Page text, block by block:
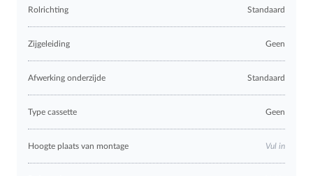
Rolrichting Standaard
Zijgeleiding Geen
Afwerking onderzijde Standaard
Type cassette Geen
Hoogte plaats van montage Vul in